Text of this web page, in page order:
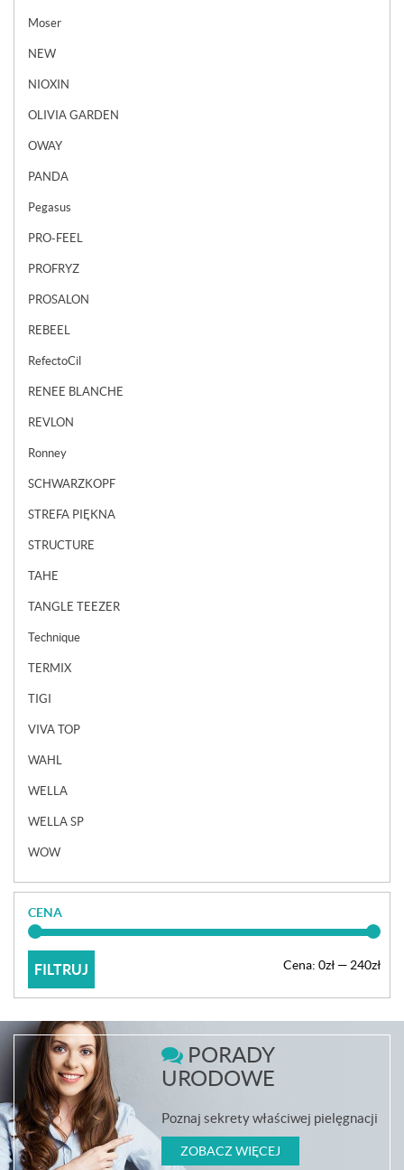
Moser
NEW
NIOXIN
OLIVIA GARDEN
OWAY
PANDA
Pegasus
PRO-FEEL
PROFRYZ
PROSALON
REBEEL
RefectoCil
RENEE BLANCHE
REVLON
Ronney
SCHWARZKOPF
STREFA PIĘKNA
STRUCTURE
TAHE
TANGLE TEEZER
Technique
TERMIX
TIGI
VIVA TOP
WAHL
WELLA
WELLA SP
WOW
CENA
FILTRUJ Cena: 0zł — 240zł
PORADY
URODOWE
Poznaj sekrety właściwej pielęgnacji
ZOBACZ WIĘCEJ